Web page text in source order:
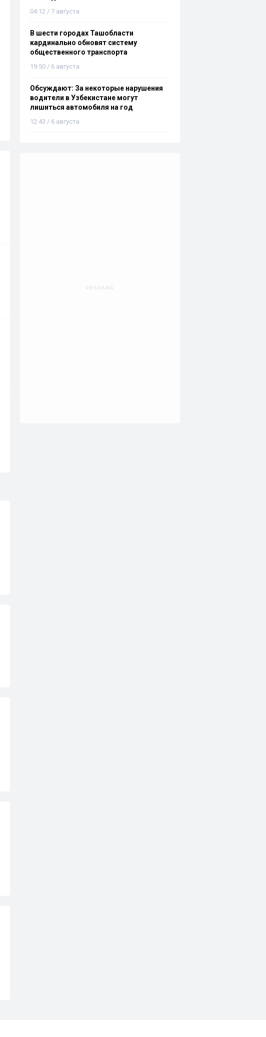
04:12 / 7 августа
В шести городах Ташобласти
кардинально обновят систему
общественного транспорта
19:50 / 6 августа
Обсуждают: За некоторые нарушения
водители в Узбекистане могут
лишиться автомобиля на год
12:43 / 6 августа